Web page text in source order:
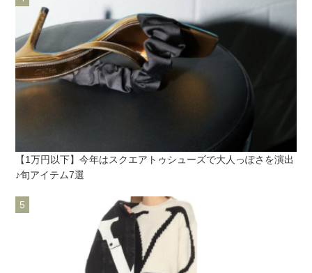
【1万円以下】今年はスクエアトゥシューズで大人っぽさを演出
♪旬アイテム7選